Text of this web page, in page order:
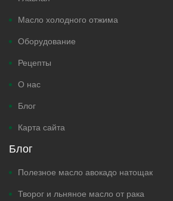
Масло холодного отжима
Оборудование
Рецепты
О нас
Блог
Карта сайта
Блог
Полезное масло авокадо натощак
Творог и льняное масло от рака